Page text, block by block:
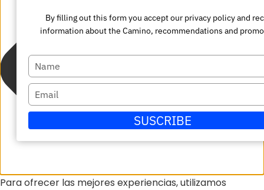
Para ofrecer las mejores experiencias, utilizamos
By filling out this form you accept our privacy policy and
information about the Camino, recommendations and
Escriba
su
nombre
Escriba
su
correo
electrónico
SUSCRIBE